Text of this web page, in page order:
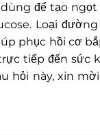
để tạo ngọt
Loại
phục hồi cơ
tiếp đến sức
hỏi này, xin